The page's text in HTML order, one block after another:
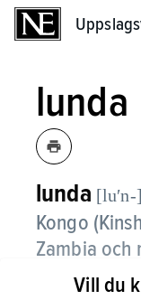
lunda
lunda [luʹn-]
Kongo
Zambia och
De Vill du